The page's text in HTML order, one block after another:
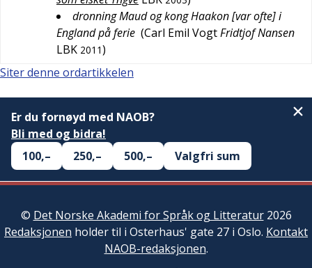
dronning Maud og kong Haakon [var ofte] i
England på ferie (Carl Emil VogtFridtjof Nansen
LBK 2011)
Siter denne ordartikkelen
Er du fornøyd med NAOB?
Bli med og bidra!
100,–
250,– 500,– Valgfri sum
© Det Norske Akademi for Språk og Litteratur2026
Redaksjonen holder til i Osterhaus' gate 27 i Oslo. Kontakt
NAOB-redaksjonen.